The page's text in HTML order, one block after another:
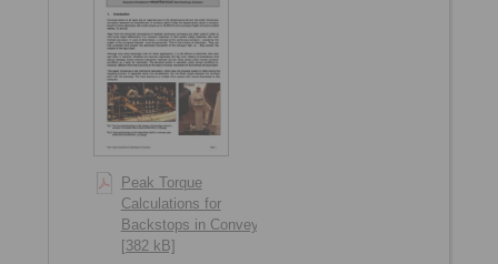
Peak Torque
Calculations for
Backstops in Conveyors
[382 kB]